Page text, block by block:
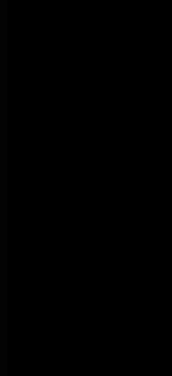
Explorez l'excellence des
All-In Métal. Nous
et autres
Plongez dans l'univers
Métal, votre partenaire
fonctionnalité et
LES ATOUTS
RÉALISÉE